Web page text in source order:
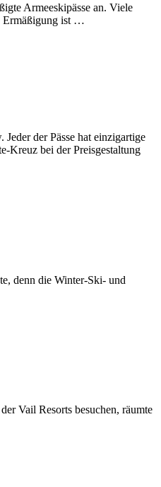
Armeeskipässe an. Viele
Ermäßigung ist …
der Pässe hat einzigartige
Kreuz bei der Preisgestaltung
denn die Winter-Ski- und
Vail Resorts besuchen, räumte